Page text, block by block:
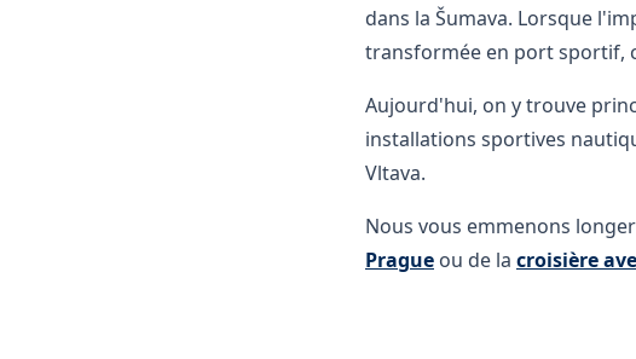
dans la Šumava. Lorsque
transformée en port sportif,
Aujourd'hui, on y trouve
installations sportives
Vltava.
Nous vous emmenons
Prague ou de la croisière